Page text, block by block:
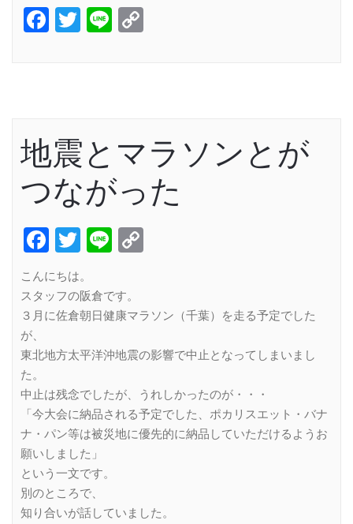
Facebook
Twitter
Line
地震とマラソンとが
つながった
Facebook
Twitter
Line
こんにちは。
スタッフの阪倉です。
３月に佐倉朝日健康マラソン（千葉）を走る予定でした
が、
東北地方太平洋沖地震の影響で中止となってしまいまし
た。
中止は残念でしたが、うれしかったのが・・・
「今大会に納品される予定でした、ポカリスエット・バナ
ナ・パン等は被災地に優先的に納品していただけるようお
願いしました」
という一文です。
別のところで、
知り合いが話していました。